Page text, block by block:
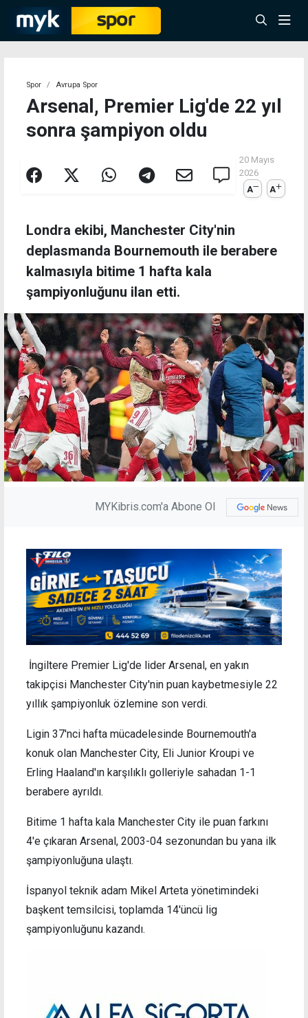
Spor Avrupa Spor
Arsenal, Premier Lig'de 22 yıl
sonra şampiyon oldu
20 Mayıs
2026
A
A
Londra ekibi, Manchester City'nin
deplasmanda Bournemouth ile berabere
kalmasıyla bitime 1 hafta kala
şampiyonluğunu ilan etti.
MYKibris.com'a Abone Ol
İngiltere Premier Lig'de lider Arsenal, en yakın
takipçisi Manchester City'nin puan kaybetmesiyle 22
yıllık şampiyonluk özlemine son verdi.
Ligin 37'nci hafta mücadelesinde Bournemouth'a
konuk olan Manchester City, Eli Junior Kroupi ve
Erling Haaland'ın karşılıklı golleriyle sahadan 1-1
berabere ayrıldı.
Bitime 1 hafta kala Manchester City ile puan farkını
4'e çıkaran Arsenal, 2003-04 sezonundan bu yana ilk
şampiyonluğuna ulaştı.
İspanyol teknik adam Mikel Arteta yönetimindeki
başkent temsilcisi, toplamda 14'üncü lig
şampiyonluğunu kazandı.